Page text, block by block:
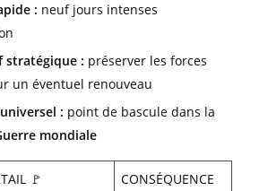
: neuf jours intenses
stratégique : préserver les forces
un éventuel renouveau
: point de bascule dans la
mondiale
🚩
CONSÉQUENCE